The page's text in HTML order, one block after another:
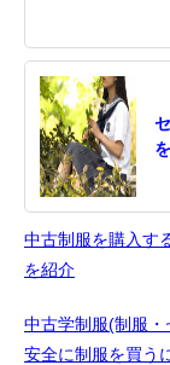
中古制服を購入す
を紹介
中古学制服(制服
安全に制服を買う